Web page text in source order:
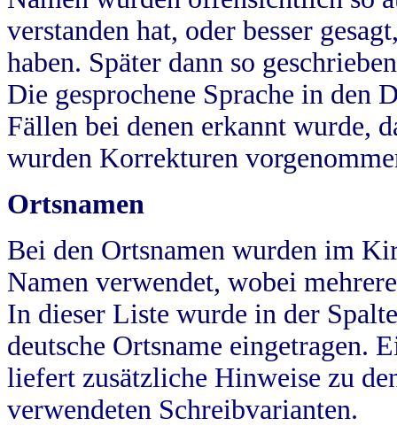
verstanden hat, oder besser
haben. Später dann so
Die gesprochene Sprache in
Fällen bei denen erkannt wurde,
wurden Korrekturen
Ortsnamen
Bei den Ortsnamen wurden im
Namen verwendet, wobei
In dieser Liste wurde in der
deutsche Ortsname eingetragen.
liefert zusätzliche Hinweise zu
verwendeten Schreibvarianten.